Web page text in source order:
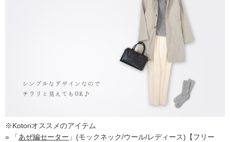
※Kotoriオススメのアイテム
» 「あぜ編セーター 」(モックネック/ウール/レディース)【フリー